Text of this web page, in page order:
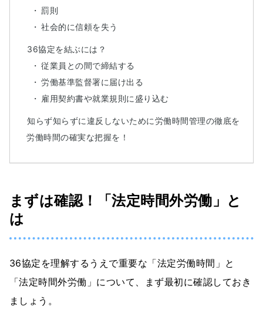
罰則
社会的に信頼を失う
36協定を結ぶには？
従業員との間で締結する
労働基準監督署に届け出る
雇用契約書や就業規則に盛り込む
知らず知らずに違反しないために労働時間管理の徹底を
労働時間の確実な把握を！
まずは確認！「法定時間外労働」と
は
36協定を理解するうえで重要な「法定労働時間」と
「法定時間外労働」について、まず最初に確認しておき
ましょう。